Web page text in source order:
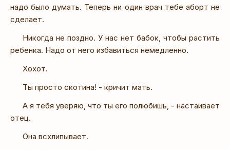
надо было думать. Теперь ни один врач тебе аборт не
сделает.
Никогда не поздно. У нас нет бабок, чтобы растить
ребенка. Надо от него избавиться немедленно.
Хохот.
Ты просто скотина! - кричит мать.
А я тебя уверяю, что ты его полюбишь, - настаивает
отец.
Она всхлипывает.